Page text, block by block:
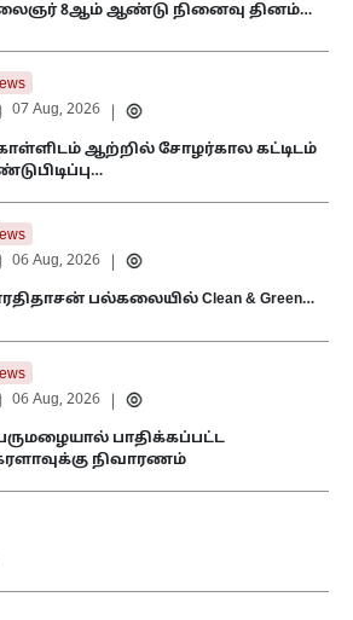
8ஆம் ஆண்டு நினைவு தினம்…
07 Aug, 2026
ஆற்றில் சோழர்கால கட்டிடம்
06 Aug, 2026
பல்கலையில் Clean & Green…
06 Aug, 2026
பாதிக்கப்பட்ட
நிவாரணம்